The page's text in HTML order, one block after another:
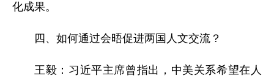
化成果。
四、如何通过会晤促进两国人文交流？
王毅：习近平主席曾指出，中美关系希望在人